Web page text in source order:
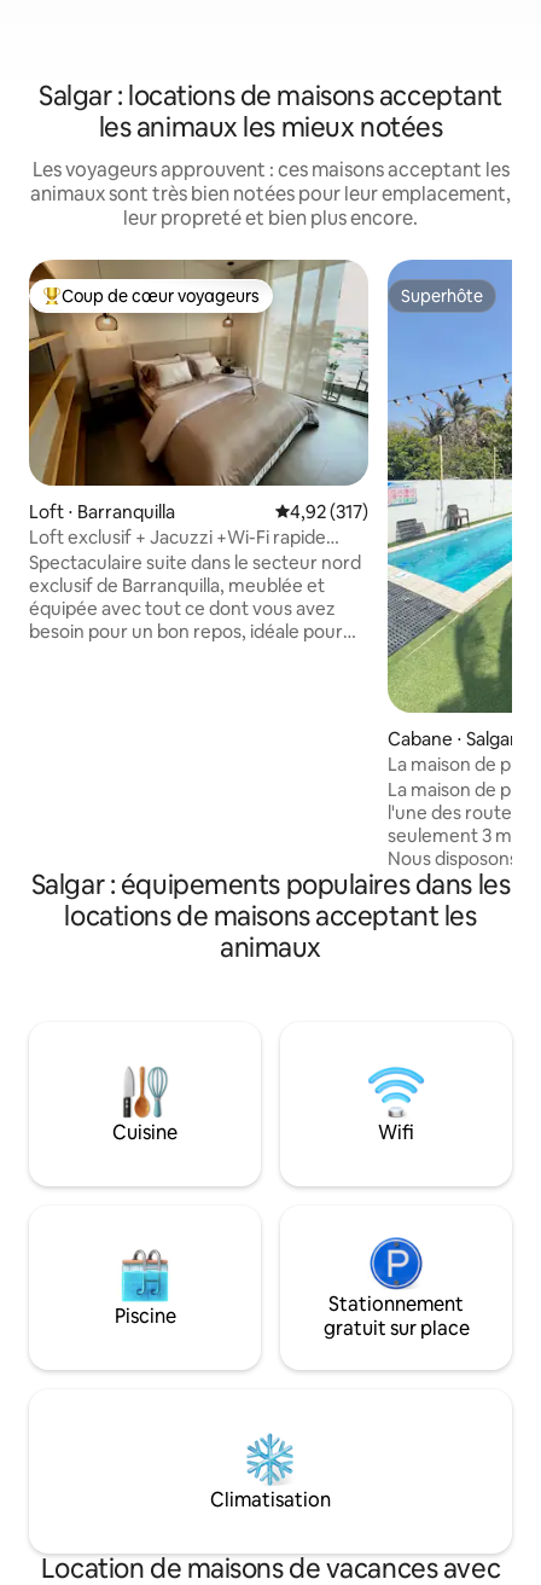
Salgar : locations de maisons acceptant
les animaux les mieux notées
Les voyageurs approuvent : ces maisons acceptant les
animaux sont très bien notées pour leur emplacement,
leur propreté et bien plus encore.
Coups de cœur voyageurs les plus appréciés
Coup de cœur voyageurs
Loft ⋅ Barranquilla Évaluation moyenne sur la
4,92 (317)
Loft exclusif + Jacuzzi +Wi-Fi rapide
500 Mbps
Spectaculaire suite dans le secteur nord
exclusif de Barranquilla, meublée et
équipée avec tout ce dont vous avez
besoin pour un bon repos, idéale pour
de transport et des notaires
Superhôte
Superhôte
Cabane ⋅ Salgar
La maison de
La maison de
l'une des routes
seulement 3
Nous disposons
Internet par
terrasse avec
adultes, d'un
meubles et des
état pour que
votre séjour
Salgar : équipements populaires dans les
locations de maisons acceptant les
animaux
Cuisine Wifi
Piscine
Stationnement
gratuit sur place
Climatisation
Location de maisons de vacances avec